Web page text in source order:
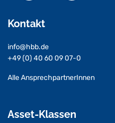
Kontakt
info@hbb.de
+49 (0) 40 60 09 07-0
Alle AnsprechpartnerInnen
Asset-Klassen